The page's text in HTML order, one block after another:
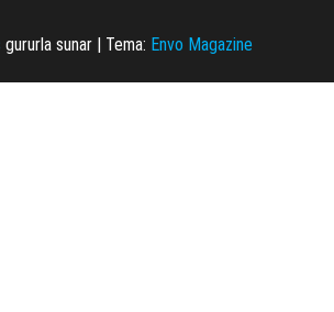
gururla sunar | Tema: Envo Magazine